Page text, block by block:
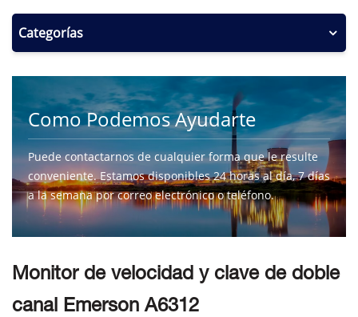
Categorías
Como Podemos Ayudarte
Puede contactarnos de cualquier forma que le resulte
conveniente. Estamos disponibles 24 horas al día, 7 días
a la semana por correo electrónico o teléfono.
CONTÁCTENOS
Monitor de velocidad y clave de doble
canal Emerson A6312